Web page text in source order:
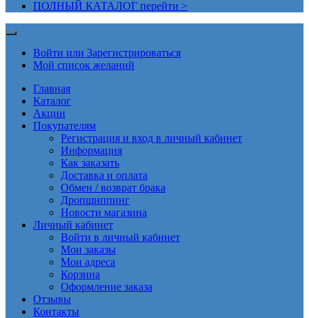
ПОЛНЫЙ КАТАЛОГ перейти >
Войти или Зарегистрироваться
Мой список желаний
Главная
Каталог
Акции
Покупателям
Регистрация и вход в личный кабинет
Информация
Как заказать
Доставка и оплата
Обмен / возврат брака
Дропшиппинг
Новости магазина
Личный кабинет
Войти в личный кабинет
Мои заказы
Мои адреса
Корзина
Оформление заказа
Отзывы
Контакты